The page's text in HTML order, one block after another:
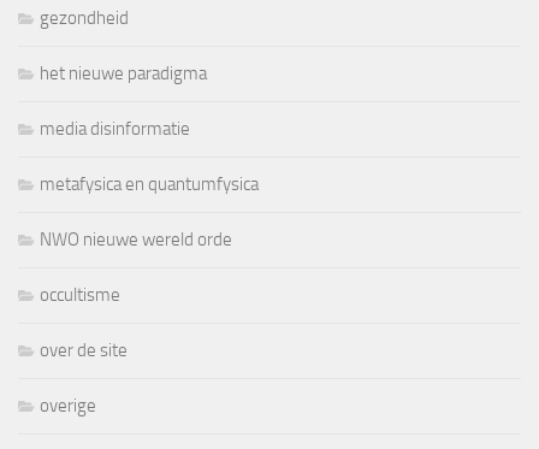
gezondheid
het nieuwe paradigma
media disinformatie
metafysica en quantumfysica
NWO nieuwe wereld orde
occultisme
over de site
overige